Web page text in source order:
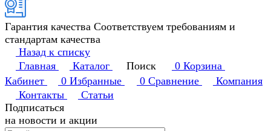
Гарантия качества Соответствуем требованиям и
стандартам качества
Назад к списку
Главная
Каталог Поиск 0 Корзина
Кабинет
0 Избранные 0 Сравнение
Компания
Контакты
Статьи
Подписаться
на новости и акции